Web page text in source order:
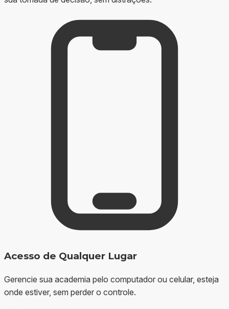
Acesso de Qualquer Lugar
Gerencie sua academia pelo computador ou celular, esteja
onde estiver, sem perder o controle.